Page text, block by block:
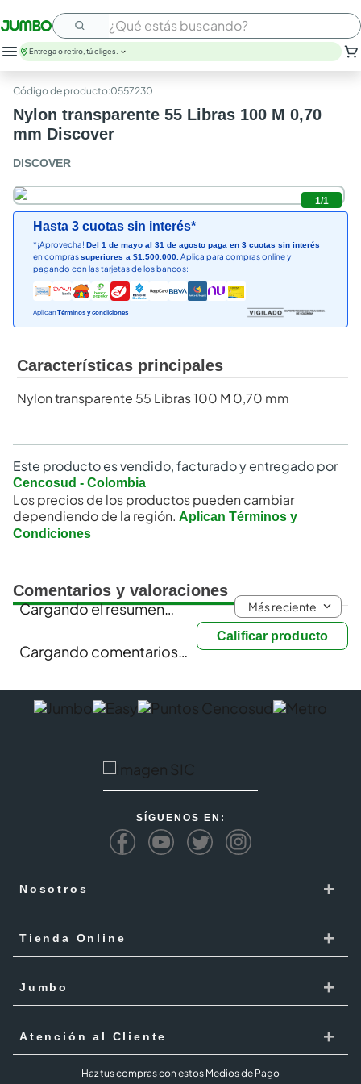
¿Qué estás buscando?
Entrega o retiro, tú eliges.
:0557230
Nylon transparente 55 Libras 100 M 0,70
mm Discover
DISCOVER
1/1
Hasta 3 cuotas sin interés*
*¡Aprovecha! Del 1 de mayo al 31 de agosto paga en 3 cuotas sin interés
en comprassuperiores a $1.500.000. Aplica para compras online y
pagando con las tarjetas de los bancos:
Aplican Términos y condiciones
Características principales
Nylon transparente 55 Libras 100 M 0,70 mm
Este producto es vendido, facturado y entregado por
Cencosud - Colombia
Los precios de los productos pueden cambiar
dependiendo de la región. Aplican Términos y
Condiciones
Comentarios y valoraciones
Calificar producto
Cargando el resumen… Más reciente
Cargando comentarios…
SÍGUENOS EN:
Nosotros +
Responsabilidad Social
Trabaja con Nosotros
Código de ética
Tienda Online +
Cómo comprar
Mis Pedidos
Términos y Condiciones Jumbo al 100 agosto 2026
Jumbo +
Tarjeta Cencosud
Atención al Cliente +
Haz tus compras con estos Medios de Pago